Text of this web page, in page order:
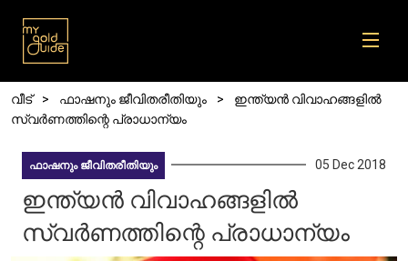
Breadcrumb
വീട് ഫാഷനും ജീവിതരീതിയും
ഇന്ത്യൻ വിവാഹങ്ങളിൽ
സ്വർണത്തിന്റെ പ്രാധാന്യം
ഫാഷനും ജീവിതരീതിയും 05 Dec 2018
ഇന്ത്യൻ വിവാഹങ്ങളിൽ
സ്വർണത്തിന്റെ പ്രാധാന്യം